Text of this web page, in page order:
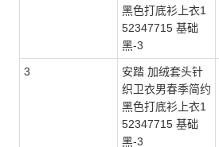
黑色打底衫上衣1
52347715 基础
黑-3
3
安踏 加绒套头针
织卫衣男春季简约
黑色打底衫上衣1
52347715 基础
黑-3